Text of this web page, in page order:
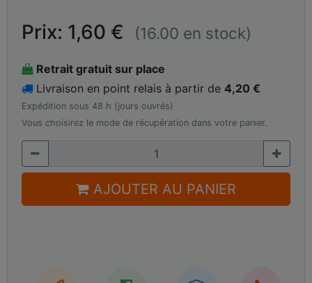
Prix: 1,60 € (16.00 en stock)
Retrait gratuit sur place
Livraison en point relais à partir de 4,20 €
Expédition sous 48 h (jours ouvrés)
Vous choisirez le mode de récupération dans votre panier.
AJOUTER AU PANIER